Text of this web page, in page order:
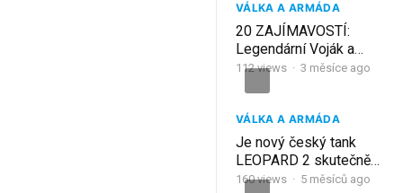
VÁLKA A ARMÁDA
20 ZAJÍMAVOSTÍ:
Legendární Voják a
nový Prezident ČR!
112views · 3 měsíce ago
VÁLKA A ARMÁDA
Je nový český tank
LEOPARD 2 skutečně
lepší než dosavadní T-
160views · 5 měsíců ago